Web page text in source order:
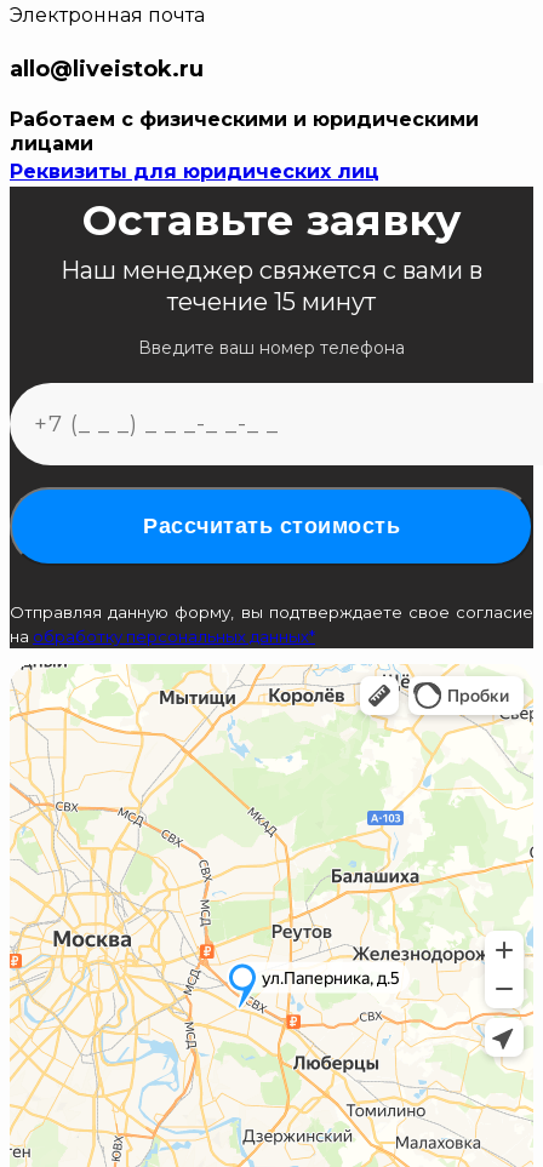
Электронная почта
allo@liveistok.ru
Работаем с физическими и юридическими
лицами
Реквизиты для юридических лиц
Оставьте заявку
Наш менеджер свяжется с вами в
течение 15 минут
Введите ваш номер телефона
Рассчитать стоимость
Отправляя данную форму, вы подтверждаете свое согласие
на обработку персональных данных*